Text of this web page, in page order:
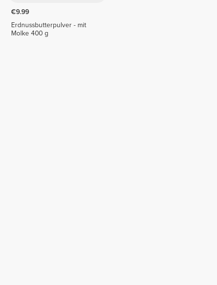
€9.99
Erdnussbutterpulver - mit
Molke 400 g